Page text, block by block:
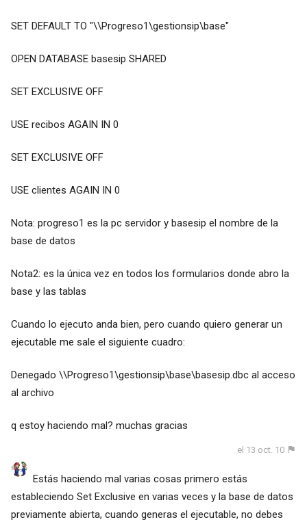
SET DEFAULT TO "\\Progreso1\gestionsip\base"
OPEN DATABASE basesip SHARED
SET EXCLUSIVE OFF
USE recibos AGAIN IN 0
SET EXCLUSIVE OFF
USE clientes AGAIN IN 0
Nota: progreso1 es la pc servidor y basesip el nombre de la
base de datos
Nota2: es la única vez en todos los formularios donde abro la
base y las tablas
Cuando lo ejecuto anda bien, pero cuando quiero generar un
ejecutable me sale el siguiente cuadro:
Denegado \\Progreso1\gestionsip\base\basesip.dbc al acceso
al archivo
q estoy haciendo mal? muchas gracias
el 13 oct. 10
Estás haciendo mal varias cosas primero estás
estableciendo Set Exclusive en varias veces y la base de datos
previamente abierta, cuando generas el ejecutable, no debes